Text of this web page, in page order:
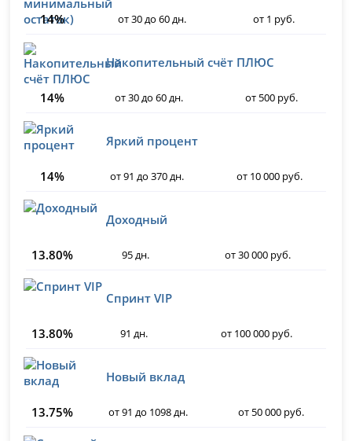
14%
от 30 до 60 дн. от 1 руб.
Накопительный счёт ПЛЮС
14% от 30 до 60 дн. от 500 руб.
Яркий процент
14% от 91 до 370 дн. от 10 000 руб.
Доходный
13.80% 95 дн. от 30 000 руб.
Спринт VIP
13.80% 91 дн. от 100 000 руб.
Новый вклад
13.75% от 91 до 1098 дн. от 50 000 руб.